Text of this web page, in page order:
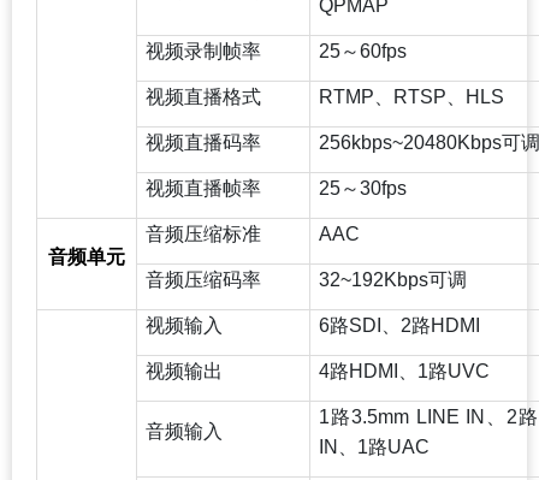
QPMAP
视频录制帧率 25～60fps
视频直播格式 RTMP 、RTSP、HLS
视频直播码率 256kbps~20480Kbps可调
视频直播帧率 25～30fps
音频单元
音频压缩标准 AAC
音频压缩码率 32~192Kbps可调
视频输入 6路SDI、2路HDMI
视频输出 4路HDMI、1路UVC
音频输入
1路3.5mm LINE IN、2
IN、1路UAC